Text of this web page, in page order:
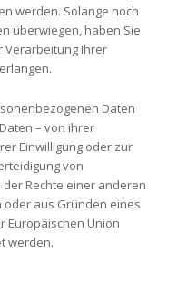
werden. Solange noch
überwiegen, haben Sie
Verarbeitung Ihrer
Daten
– von ihrer
Einwilligung oder zur
von
Rechte einer anderen
aus Gründen eines
Europäischen Union
werden.